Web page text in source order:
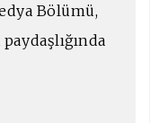
Bölümü,